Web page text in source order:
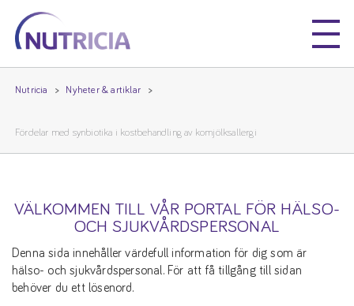
Nutricia
Nutricia
Nutricia Nyheter & artiklar
Fördelar med synbiotika i kostbehandling av komjölksallergi
VÄLKOMMEN TILL VÅR PORTAL FÖR HÄLSO-
OCH SJUKVÅRDSPERSONAL
Denna sida innehåller värdefull information för dig som är
hälso- och sjukvårdspersonal. För att få tillgång till sidan
behöver du ett lösenord.